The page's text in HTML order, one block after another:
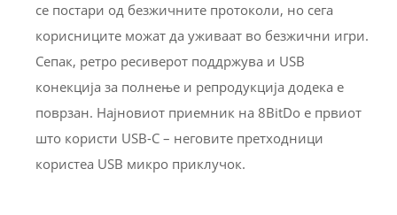
се постари од безжичните протоколи, но сега
корисниците можат да уживаат во безжични игри.
Сепак, ретро ресиверот поддржува и USB
конекција за полнење и репродукција додека е
поврзан. Најновиот приемник на 8BitDo е првиот
што користи USB-C – неговите претходници
користеа USB микро приклучок.